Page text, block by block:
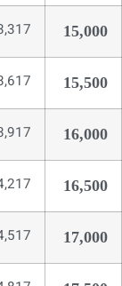
15,000
15,500
16,000
16,500
17,000